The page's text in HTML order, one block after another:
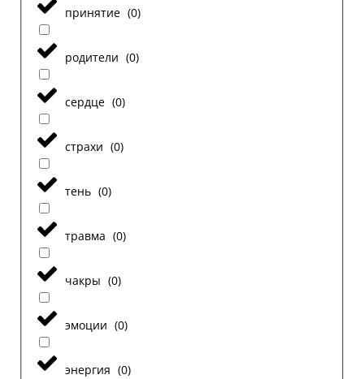
принятие (0)
родители (0)
сердце (0)
страхи (0)
тень (0)
травма (0)
чакры (0)
эмоции (0)
энергия (0)